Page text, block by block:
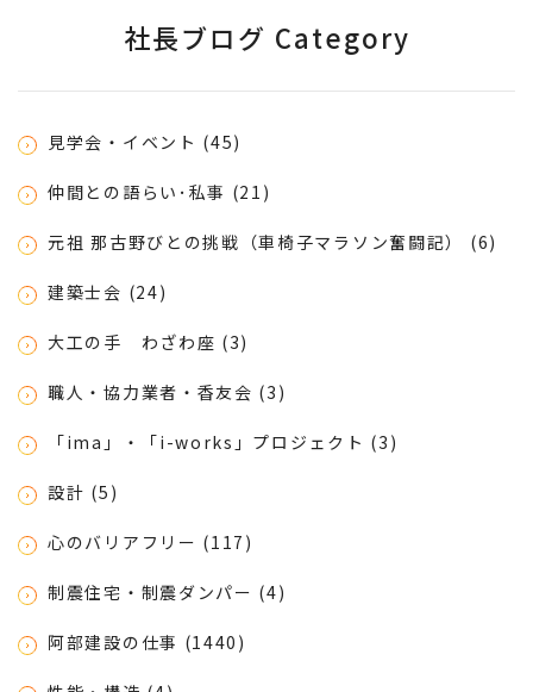
社長ブログ Category
見学会・イベント (45)
仲間との語らい･私事 (21)
元祖 那古野びとの挑戦（車椅子マラソン奮闘記） (6)
建築士会 (24)
大工の手 わざわ座 (3)
職人・協力業者・香友会 (3)
「ima」・「i-works」プロジェクト (3)
設計 (5)
心のバリアフリー (117)
制震住宅・制震ダンパー (4)
阿部建設の仕事 (1440)